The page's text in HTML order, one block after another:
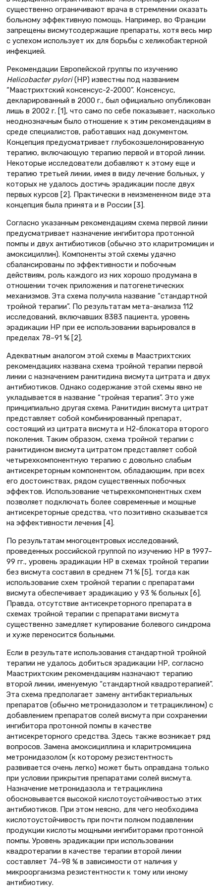
существенно ограничивают врача в стремлении оказать
больному эффективную помощь. Например, во Франции
запрещены висмутсодержащие препараты, хотя весь мир
с успехом использует их для борьбы с хеликобактерной
инфекцией.
Рекомендации Европейской группы по изучению
Helicobacter pylori(HP) известны под названием
“Маастрихтский консенсус-2-2000”. Консенсус,
декларированный в 2000 г., был официально опубликован
лишь в 2002 г. [1], что само по себе показывает, насколько
неоднозначным было отношение к этим рекомендациям в
среде специалистов, работавших над документом.
Концепция предусматривает глубокоэшелонированную
терапию, включающую терапию первой и второй линии.
Некоторые исследователи добавляют к этому еще и
терапию третьей линии, имея в виду лечение больных, у
которых не удалось достичь эрадикации после двух
первых курсов [2]. Практически в неизмененном виде эта
концепция была принята и в России [3].
Согласно указанным рекомендациям схема первой линии
предусматривает назначение ингибитора протонной
помпы и двух антибиотиков (обычно это кларитромицин и
амоксициллин). Компоненты этой схемы удачно
сбалансированы по эффективности и побочным
действиям, роль каждого из них хорошо продумана в
отношении точек приложения и патогенетических
механизмов. Эта схема получила название “стандартной
тройной терапии”. По результатам мета-анализа 112
исследований, включавших 8383 пациента, уровень
эрадикации НР при ее использовании варьировался в
пределах 78–91 % [2].
Адекватным аналогом этой схемы в Маастрихтских
рекомендациях названа схема тройной терапии первой
линии с назначением ранитидина висмута цитрата и двух
антибиотиков. Однако содержание этой схемы явно не
укладывается в название “тройная терапия”. Это уже
принципиально другая схема. Ранитидин висмута цитрат
представляет собой комбинированный препарат,
состоящий из цитрата висмута и Н2-блокатора второго
поколения. Таким образом, схема тройной терапии с
ранитидином висмута цитратом представляет собой
четырехкомпонентную терапию с довольно слабым
антисекреторным компонентом, обладающим, при всех
его достоинствах, рядом существенных побочных
эффектов. Использование четырехкомпонентных схем
позволяет подключать более современные и мощные
антисекреторные средства, что позитивно сказывается
на эффективности лечения [4].
По результатам многоцентровых исследований,
проведенных российской группой по изучению НР в 1997–
99 гг., уровень эрадикации НР в схемах тройной терапии
без висмута составил в среднем 71 % [5], тогда как
использование схем тройной терапии с препаратами
висмута обеспечивает эрадикацию у 93 % больных [6].
Правда, отсутствие антисекреторного препарата в
схемах тройной терапии с препаратами висмута
существенно замедляет купирование болевого синдрома
и хуже переносится больными.
Если в результате использования стандартной тройной
терапии не удалось добиться эрадикации НР, согласно
Маастрихтским рекомендациям назначают терапию
второй линии, именуемую “стандартной квадротерапией”.
Эта схема предполагает замену антибактериальных
препаратов (обычно метронидазолом и тетрациклином) с
добавлением препаратов солей висмута при сохранении
ингибитора протонной помпы в качестве
антисекреторного средства. Здесь также возникает ряд
вопросов. Замена амоксициллина и кларитромицина
метронидазолом (к которому резистентность
развивается очень легко) может быть оправдана только
при условии прикрытия препаратами солей висмута.
Назначение метронидазола и тетрациклина
обосновывается высокой кислотоустойчивостью этих
антибиотиков. При этом неясно, для чего необходима
кислотоустойчивость при почти полном подавлении
продукции кислоты мощными ингибиторами протонной
помпы. Уровень эрадикации при использовании
квадротерапии в качестве терапии второй линии
составляет 74–98 % в зависимости от наличия у
микроорганизма резистентности к тому или иному
антибиотику.